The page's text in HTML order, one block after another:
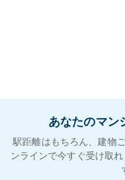
あなたのマン
駅距離はもちろん、建物
ンラインで今すぐ受け取